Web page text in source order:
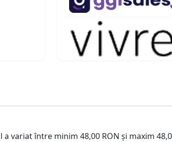
între minim 48,00 RON și maxim